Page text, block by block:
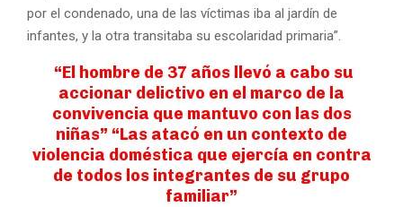
por el condenado, una de las víctimas iba al jardín de
infantes, y la otra transitaba su escolaridad primaria”.
“El hombre de 37 años llevó a cabo su
accionar delictivo en el marco de la
convivencia que mantuvo con las dos
niñas” “Las atacó en un contexto de
violencia doméstica que ejercía en contra
de todos los integrantes de su grupo
familiar”